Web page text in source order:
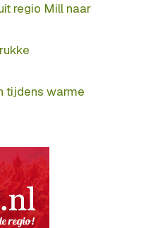
regio Mill naar
tijdens warme